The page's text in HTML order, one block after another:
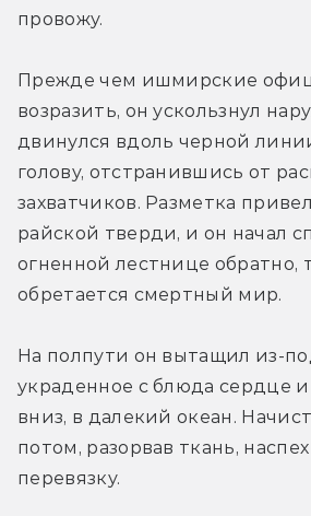
провожу.
Прежде чем ишмирские
возразить, он ускользнул
двинулся вдоль черной
голову, отстранившись от
захватчиков. Разметка
райской тверди, и он начал
огненной лестнице обратно,
обретается смертный мир.
На полпути он вытащил из-
украденное с блюда сердце
вниз, в далекий океан.
потом, разорвав ткань,
перевязку.